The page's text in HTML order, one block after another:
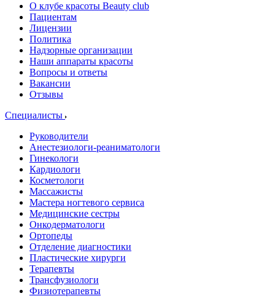
О клубе красоты Beauty club
Пациентам
Лицензии
Политика
Надзорные организации
Наши аппараты красоты
Вопросы и ответы
Вакансии
Отзывы
Специалисты
Руководители
Анестезиологи-реаниматологи
Гинекологи
Кардиологи
Косметологи
Массажисты
Мастера ногтевого сервиса
Медицинские сестры
Онкодерматологи
Ортопеды
Отделение диагностики
Пластические хирурги
Терапевты
Трансфузиологи
Физиотерапевты